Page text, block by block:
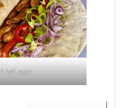
دوروم لذیذ